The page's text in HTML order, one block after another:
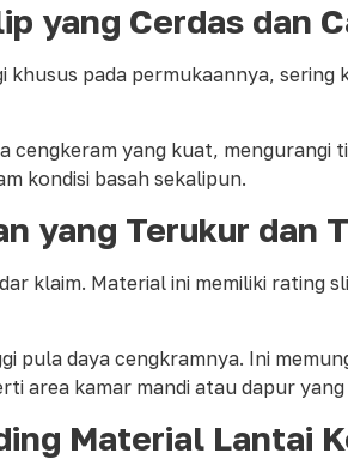
yang Cerdas dan
khusus pada permukaannya,
cengkeram yang kuat,
kondisi basah sekalipun.
yang Terukur dan
klaim. Material ini memiliki rating
pula daya cengkramnya. Ini
area kamar mandi atau dapur
Material Lantai